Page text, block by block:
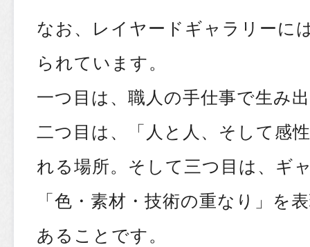
なお、レイヤードギャラリーに
られています。
一つ目は、職人の手仕事で生み
二つ目は、「人と人、そして感
れる場所。そして三つ目は、ギ
「色・素材・技術の重なり」を
あることです。